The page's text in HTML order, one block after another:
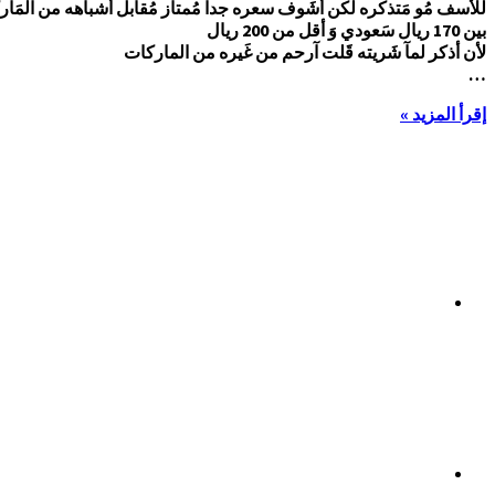
للأسف مُو مَتذكره لَكن أشَوف سعره جداً مُمتاز مُقابل أشباهه من
بين 170 ريال سَعودي وَ أقل من 200 ريال
لأن أذكر لمآ شَريته قَلت آرحم من غَيره من الماركات
…
إقرأ المزيد »